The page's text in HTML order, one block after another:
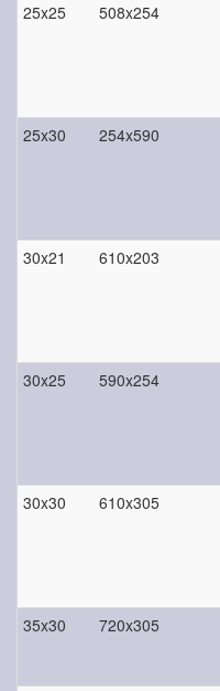
25x25
508x254
25x30
254x590
30x21
610x203
30x25
590x254
30x30
610x305
35x30
720x305